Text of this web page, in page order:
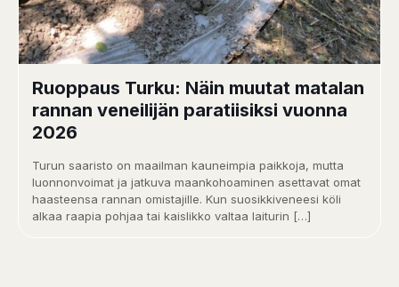
Ruoppaus Turku: Näin muutat matalan
rannan veneilijän paratiisiksi vuonna
2026
Turun saaristo on maailman kauneimpia paikkoja, mutta
luonnonvoimat ja jatkuva maankohoaminen asettavat omat
haasteensa rannan omistajille. Kun suosikkiveneesi köli
alkaa raapia pohjaa tai kaislikko valtaa laiturin […]